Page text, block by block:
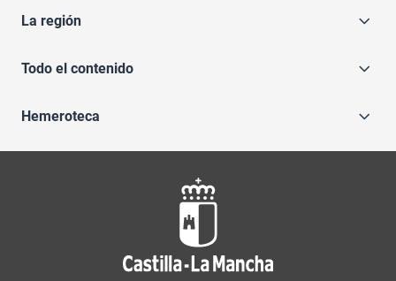
La región
Todo el contenido
Hemeroteca